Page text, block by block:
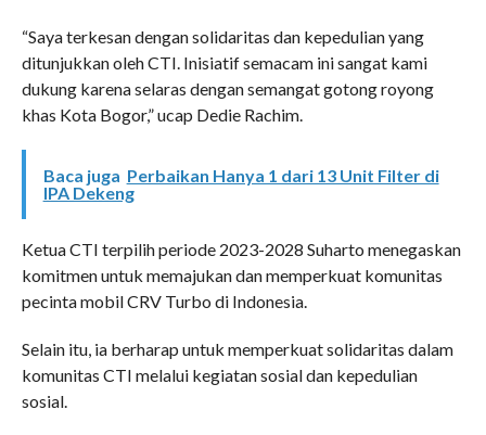
“Saya terkesan dengan solidaritas dan kepedulian yang
ditunjukkan oleh CTI. Inisiatif semacam ini sangat kami
dukung karena selaras dengan semangat gotong royong
khas Kota Bogor,” ucap Dedie Rachim.
Baca juga Perbaikan Hanya 1 dari 13 Unit Filter di
IPA Dekeng
Ketua CTI terpilih periode 2023-2028 Suharto menegaskan
komitmen untuk memajukan dan memperkuat komunitas
pecinta mobil CRV Turbo di Indonesia.
Selain itu, ia berharap untuk memperkuat solidaritas dalam
komunitas CTI melalui kegiatan sosial dan kepedulian
sosial.